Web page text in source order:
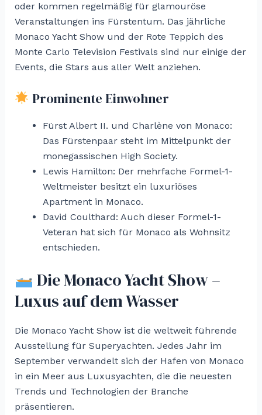
oder kommen regelmäßig für glamouröse
Veranstaltungen ins Fürstentum. Das jährliche
Monaco Yacht Show und der Rote Teppich des
Monte Carlo Television Festivals sind nur einige der
Events, die Stars aus aller Welt anziehen.
Prominente Einwohner
Fürst Albert II. und Charlène von Monaco:
Das Fürstenpaar steht im Mittelpunkt der
monegassischen High Society.
Lewis Hamilton: Der mehrfache Formel-1-
Weltmeister besitzt ein luxuriöses
Apartment in Monaco.
David Coulthard: Auch dieser Formel-1-
Veteran hat sich für Monaco als Wohnsitz
entschieden.
Die Monaco Yacht Show –
Luxus auf dem Wasser
Die Monaco Yacht Show ist die weltweit führende
Ausstellung für Superyachten. Jedes Jahr im
September verwandelt sich der Hafen von Monaco
in ein Meer aus Luxusyachten, die die neuesten
Trends und Technologien der Branche
präsentieren.